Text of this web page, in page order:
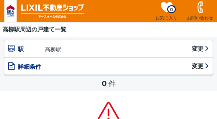
お気に入り
0
お問い合わせ
高柳駅周辺の戸建て一覧
駅 高柳駅 変更
詳細条件 変更
0 件